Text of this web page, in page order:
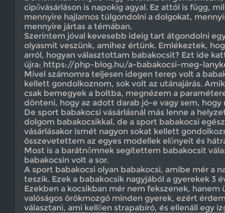
cipővásárláson is napokig agyal. Ez attól is függ,
mennyire hajlamos túlgondolni a dolgokat,
mennyire jártas a témában.
Szerintem jóval kevesebb ideig tart átgondolni
olyasmit veszünk, amihez értünk. Emlékeztek,
arról, hogyan választottam babakocsit? Ezt ide
újra: https://php-blog.hu/a-babakocsi-meg-
Mivel számomra teljesen idegen terep volt a
kellett gondolkoznom, sok volt az utánajárás.
csak bemegyek a boltba, megnézem a
dönteni, hogy az adott darab jó-e vagy sem,
De sport babakocsi vásárlásnál más lenne a
dolgom babakocsikkal, de a sport babakocsi
vásárlásakor ismét nagyon sokat kellett
összevetettem az egyes modellek előnyeit és
Most is a barátnőmnek segítettem babakocsit
babakocsin volt a sor.
A sport babakocsi olyan babakocsi, amibe mér a
teszik. Ezek a babakocsik nagyjából a gyerekek 3
Ezekben a kocsikban mér nem fekszenek, hanem
valóságos örökmozgó minden gyerek, ezért
választani, ami kellően strapabíró, és ellenáll egy